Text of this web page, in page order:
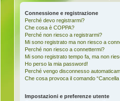
Connessione e registrazione
Perché devo registrarmi?
Che cosa è COPPA?
Perché non riesco a registrarmi?
Mi sono registrato ma non riesco a
Perché non riesco a connettermi?
Mi sono registrato tempo fa, ma non
Ho perso la mia password!
Perché vengo disconnesso
Che cosa provoca il comando “Cancella
Impostazioni e preferenze utente